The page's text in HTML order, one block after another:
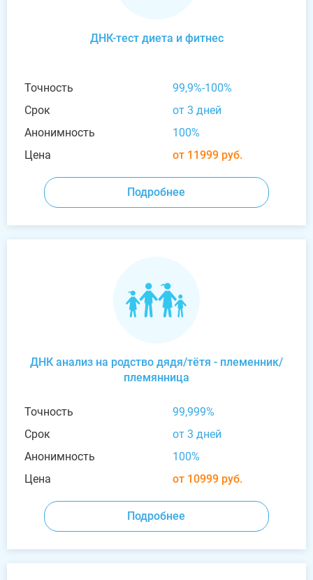
ДНК-тест диета и фитнес
Точность
99,9%-100%
Срок
от 3 дней
Анонимность
100%
Цена
от 11999 руб.
Подробнее
ДНК анализ на родство дядя/тётя - племенник/
племянница
Точность
99,999%
Срок
от 3 дней
Анонимность
100%
Цена
от 10999 руб.
Подробнее